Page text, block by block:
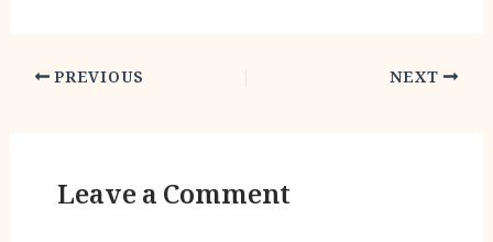
PREVIOUS NEXT
Leave a Comment